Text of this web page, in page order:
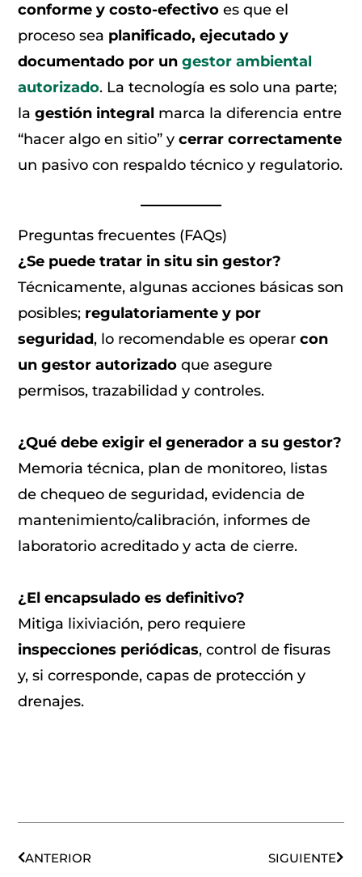
conforme y costo-efectivo es que el
proceso sea planificado, ejecutado y
documentado por ungestor ambiental
autorizado. La tecnología es solo una parte;
lagestión integral marca la diferencia entre
“hacer algo en sitio” ycerrar correctamente
un pasivo con respaldo técnico y regulatorio.
Preguntas frecuentes (FAQs)
¿Se puede tratar in situ sin gestor?
Técnicamente, algunas acciones básicas son
posibles; regulatoriamente y por
seguridad, lo recomendable es operarcon
un gestor autorizado que asegure
permisos, trazabilidad y controles.
¿Qué debe exigir el generador a su gestor?
Memoria técnica, plan de monitoreo, listas
de chequeo de seguridad, evidencia de
mantenimiento/calibración, informes de
laboratorio acreditado y acta de cierre.
¿El encapsulado es definitivo?
Mitiga lixiviación, pero requiere
inspecciones periódicas, control de fisuras
y, si corresponde, capas de protección y
drenajes.
ANTERIOR
SIGUIENTE